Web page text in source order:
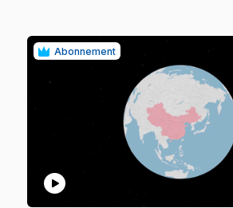
Abonnement
play_circle